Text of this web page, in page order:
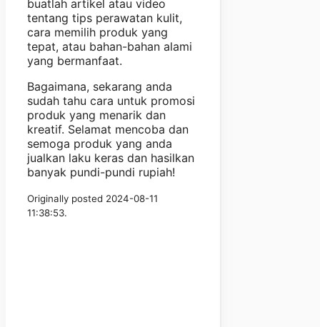
buatlah artikel atau video
tentang tips perawatan kulit,
cara memilih produk yang
tepat, atau bahan-bahan alami
yang bermanfaat.
Bagaimana, sekarang anda
sudah tahu cara untuk promosi
produk yang menarik dan
kreatif. Selamat mencoba dan
semoga produk yang anda
jualkan laku keras dan hasilkan
banyak pundi-pundi rupiah!
Originally posted 2024-08-11
11:38:53.